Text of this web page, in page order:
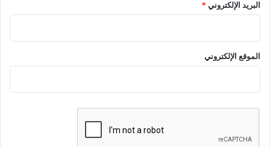
البريد الإلكتروني *
الموقع الإلكتروني